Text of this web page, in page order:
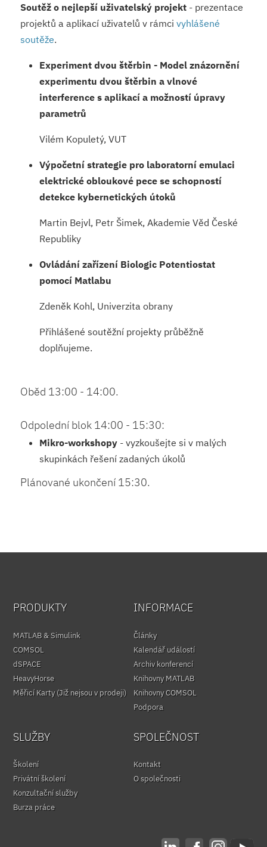
Soutěž o nejlepší uživatelský projekt - prezentace
projektů a aplikací uživatelů v rámcivyhlášené
soutěže.
Experiment dvou štěrbin - Model znázornění
experimentu dvou štěrbin a vlnové
interference s aplikací a možností úpravy
parametrů
Vilém Kopuletý, VUT
Výpočetní strategie pro laboratorní emulaci
elektrické obloukové pece se schopností
detekce kybernetických útoků
Martin Bejvl, Petr Šimek, Akademie Věd České
Republiky
Ovládání zařízení Biologic Potentiostat
pomocí Matlabu
Zdeněk Kohl, Univerzita obrany
Přihlášené soutěžní projekty průběžně
doplňujeme.
Oběd 13:00 - 14:00.
Odpolední blok 14:00 - 15:30:
Mikro-workshopy - vyzkoušejte si v malých
skupinkách řešení zadaných úkolů
Plánované ukončení 15:30.
PRODUKTY
MATLAB & Simulink
COMSOL
dSPACE
HeavyHorse
Měřicí Karty (Již nejsou v prodeji)
INFORMACE
Články
Kalendář událostí
Archiv konferencí
Knihovny MATLAB
Knihovny COMSOL
Podpora
SLUŽBY
Školení
Privátní školení
Konzultační služby
Burza práce
SPOLEČNOST
Kontakt
O společnosti